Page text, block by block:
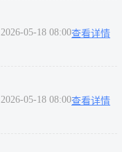
2026-05-18 08:00查看详情
2026-05-18 08:00查看详情